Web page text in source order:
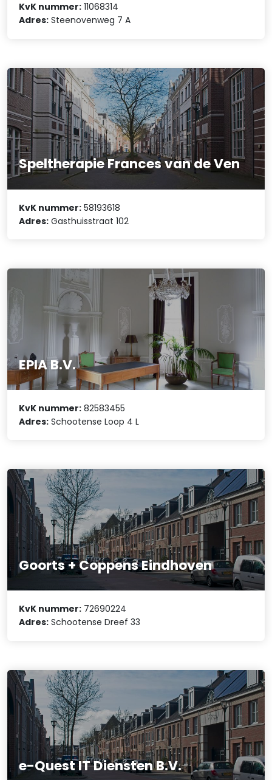
KvK nummer: 11068314
Adres: Steenovenweg 7 A
Speltherapie Frances van de Ven
KvK nummer: 58193618
Adres: Gasthuisstraat 102
EPIA B.V.
KvK nummer: 82583455
Adres: Schootense Loop 4 L
Goorts + Coppens Eindhoven
KvK nummer: 72690224
Adres: Schootense Dreef 33
e-Quest IT Diensten B.V.